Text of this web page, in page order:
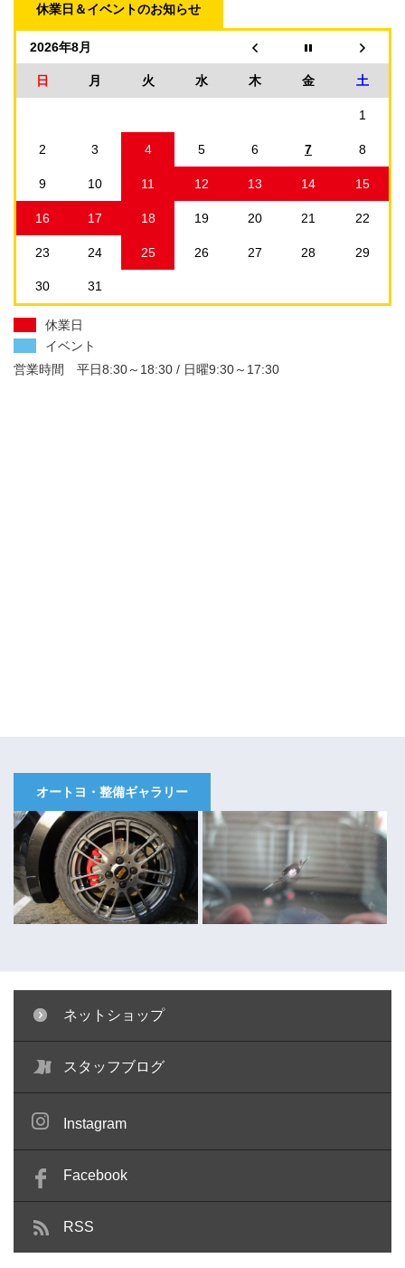
休業日＆イベントのお知らせ
2026年8月
日 月 火 水 木 金 土
1
2 3 4 5 6 7 8
9 10 11 12 13 14 15
16 17 18 19 20 21 22
23 24 25 26 27 28 29
30 31
休業日
イベント
オートヨ・整備ギャラリー
キャリパー塗装 ～コペン～
ネットショップ
スタッフブログ
Instagram
Facebook
RSS